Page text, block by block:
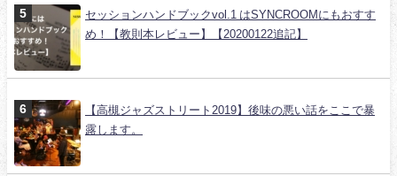
セッションハンドブックvol.1 はSYNCROOMにもおすす
め！【教則本レビュー】【20200122追記】
【高槻ジャズストリート2019】後味の悪い話をここで暴
露します。